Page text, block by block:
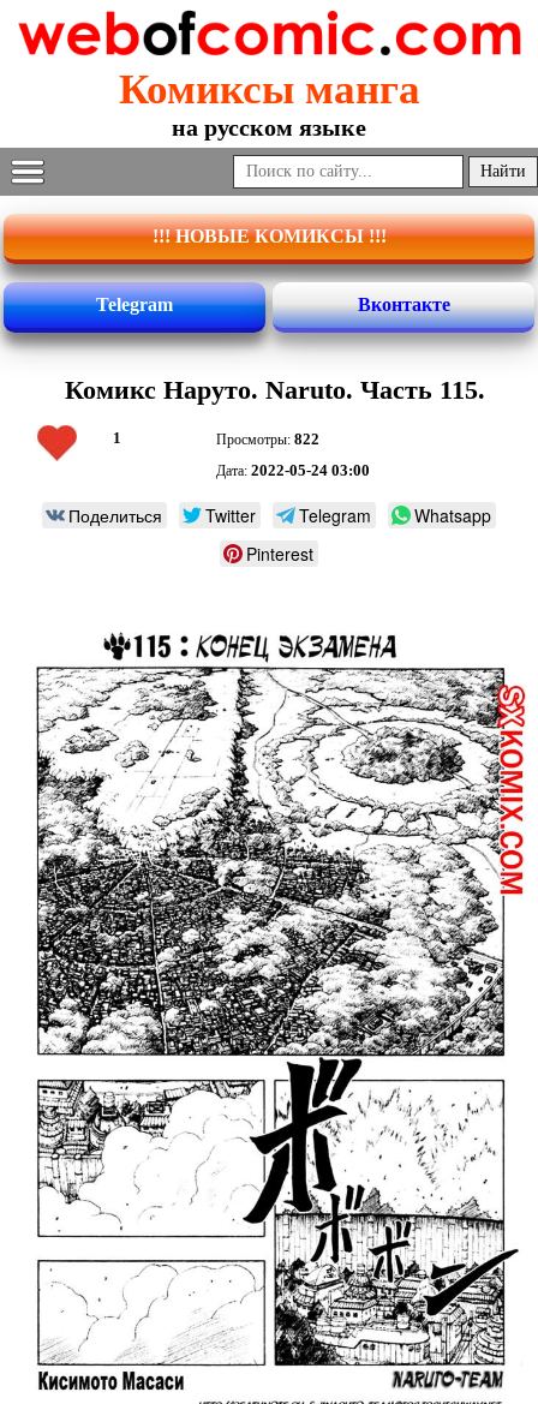
Комиксы манга
на русском языке
!!! НОВЫЕ КОМИКСЫ !!!
Telegram Вконтакте
Комикс Наруто. Naruto. Часть 115.
1 Просмотры: 822
Дата: 2022-05-24 03:00
Поделиться Twitter Telegram
Whatsapp
Pinterest